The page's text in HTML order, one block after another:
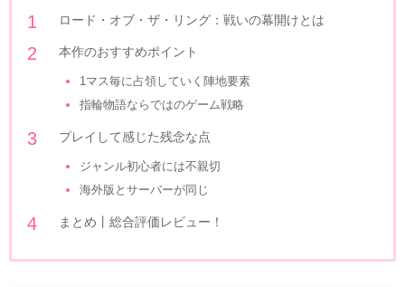
ロード・オブ・ザ・リング：戦いの幕開けとは
本作のおすすめポイント
1マス毎に占領していく陣地要素
指輪物語ならではのゲーム戦略
プレイして感じた残念な点
ジャンル初心者には不親切
海外版とサーバーが同じ
まとめ丨総合評価レビュー！